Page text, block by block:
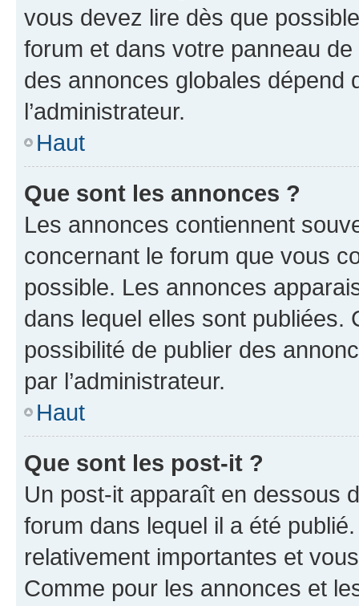
vous devez lire dès que
forum et dans votre panneau
des annonces globales dépend
l’administrateur.
Haut
Que sont les annonces ?
Les annonces contiennent
concernant le forum que vous
possible. Les annonces
dans lequel elles sont publiées.
possibilité de publier des
par l’administrateur.
Haut
Que sont les post-it ?
Un post-it apparaît en dessous
forum dans lequel il a été
relativement importantes et
Comme pour les annonces et